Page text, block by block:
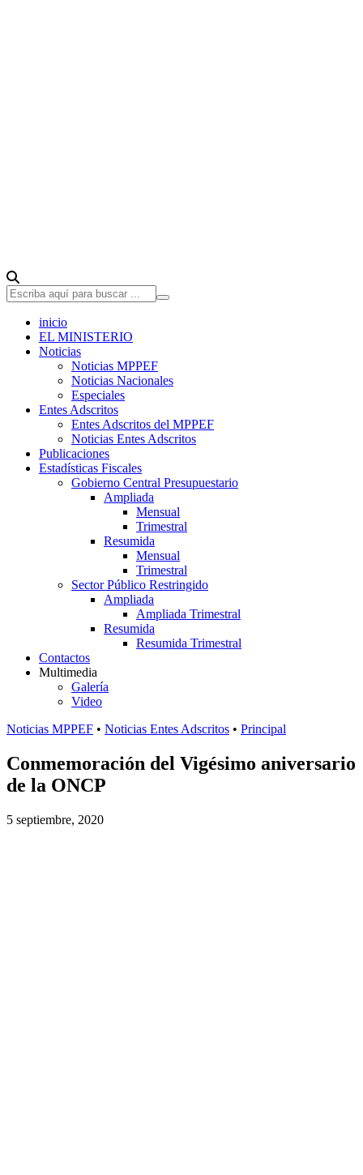
inicio
EL MINISTERIO
Noticias
Noticias MPPEF
Noticias Nacionales
Especiales
Entes Adscritos
Entes Adscritos del MPPEF
Noticias Entes Adscritos
Publicaciones
Estadísticas Fiscales
Gobierno Central Presupuestario
Ampliada
Mensual
Trimestral
Resumida
Mensual
Trimestral
Sector Público Restringido
Ampliada
Ampliada Trimestral
Resumida
Resumida Trimestral
Contactos
Multimedia
Galería
Video
Noticias MPPEF • Noticias Entes Adscritos • Principal
Conmemoración del Vigésimo aniversario
de la ONCP
5 septiembre, 2020